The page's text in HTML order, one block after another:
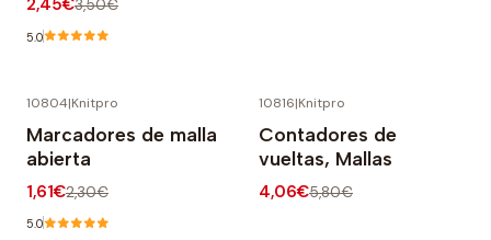
2,45€3,50€
5.0
10804|Knitpro
Marcadores de malla
abierta
1,61€2,30€
5.0
10816|Knitpro
Contadores de
vueltas, Mallas
4,06€5,80€